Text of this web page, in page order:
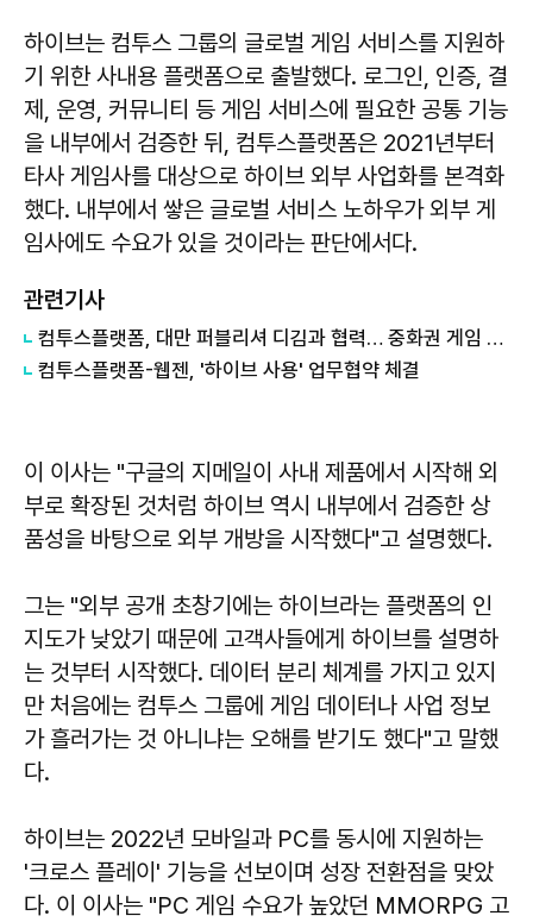
하이브는 컴투스 그룹의 글로벌 게임 서비스를 지원하
기 위한 사내용 플랫폼으로 출발했다. 로그인, 인증, 결
제, 운영, 커뮤니티 등 게임 서비스에 필요한 공통 기능
을 내부에서 검증한 뒤, 컴투스플랫폼은 2021년부터
타사 게임사를 대상으로 하이브 외부 사업화를 본격화
했다. 내부에서 쌓은 글로벌 서비스 노하우가 외부 게
임사에도 수요가 있을 것이라는 판단에서다.
관련기사
컴투스플랫폼, 대만 퍼블리셔 디김과 협력… 중화권 게임 시장 공략 확대
컴투스플랫폼-웹젠, '하이브 사용' 업무협약 체결
이 이사는 "구글의 지메일이 사내 제품에서 시작해 외
부로 확장된 것처럼 하이브 역시 내부에서 검증한 상
품성을 바탕으로 외부 개방을 시작했다"고 설명했다.
그는 "외부 공개 초창기에는 하이브라는 플랫폼의 인
지도가 낮았기 때문에 고객사들에게 하이브를 설명하
는 것부터 시작했다. 데이터 분리 체계를 가지고 있지
만 처음에는 컴투스 그룹에 게임 데이터나 사업 정보
가 흘러가는 것 아니냐는 오해를 받기도 했다"고 말했
다.
하이브는 2022년 모바일과 PC를 동시에 지원하는
'크로스 플레이' 기능을 선보이며 성장 전환점을 맞았
다. 이 이사는 "PC 게임 수요가 높았던 MMORPG 고